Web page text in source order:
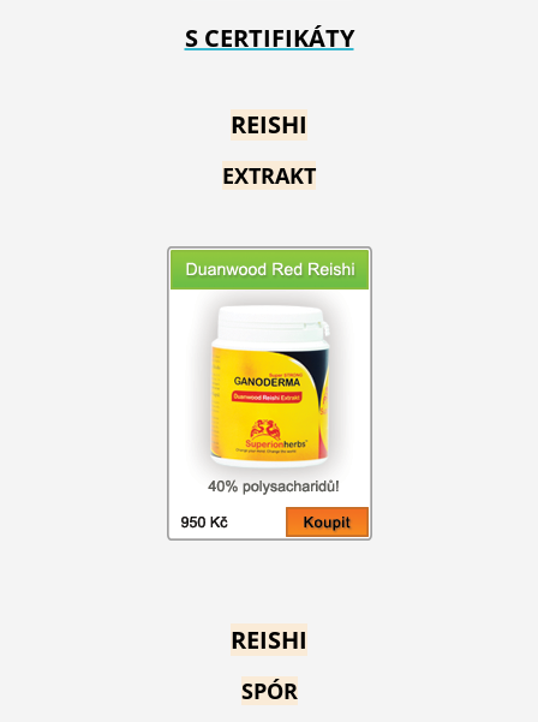
S CERTIFIKÁTY
REISHI
EXTRAKT
REISHI
SPÓR